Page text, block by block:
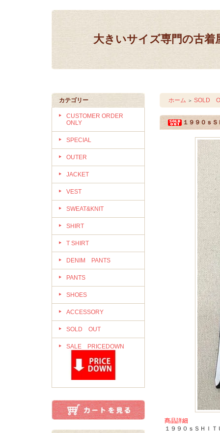
大きいサイズ専門の古
カテゴリー
CUSTOMER ORDER
ONLY
SPECIAL
OUTER
JACKET
VEST
SWEAT&KNIT
SHIRT
T SHIRT
DENIM PANTS
PANTS
SHOES
ACCESSORY
SOLD OUT
SALE PRICEDOWN
ホーム ＞ SOLD
１９９０ｓ
商品詳細
１９９０ｓＳＨＩ